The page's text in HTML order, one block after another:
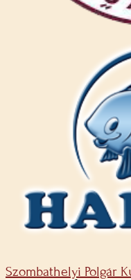
Szombathelyi Polgár